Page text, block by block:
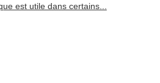
est utile dans certains...